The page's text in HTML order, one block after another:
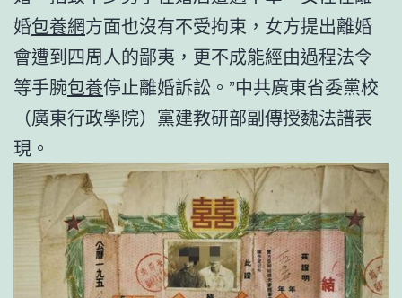
婚包養網方面也沒有不受拘束，女方提出離婚
會遭到四周人的鄙夷，更不成能經由過程法令
等手腕包養停止離婚訴訟。”中共廣東省委黨校
（廣東行政學院）黨建教研部副傳授魏法譜表
現。